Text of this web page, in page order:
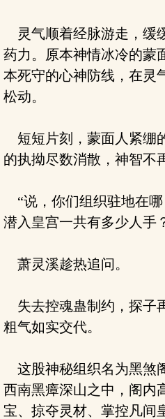
灵气顺着经脉游走，缓
药力。原本神情冰冷的蒙
本死守的心神防线，在灵
松动。
短短片刻，蒙面人紧绷
的执拗尽数消散，神智不
“说，你们组织驻地在
潜入皇宫一共有多少人手
萧灵溪趁热追问。
失去控魂蛊制约，探子
粗气如实交代。
这股神秘组织名为黑煞
西南黑瘴深山之中，阁内
宝、掠夺灵材、掌控凡间